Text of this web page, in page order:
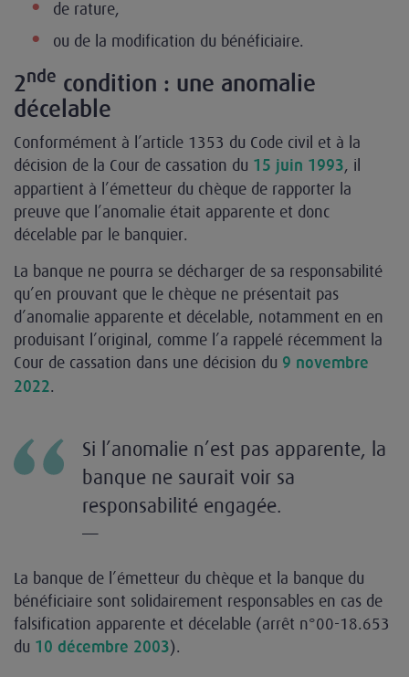
de rature,
ou de la modification du bénéficiaire.
2nde condition : une anomalie
décelable
Conformément à l’article 1353 du Code civil et à la
décision de la Cour de cassation du 15 juin 1993, il
appartient à l’émetteur du chèque de rapporter la
preuve que l’anomalie était apparente et donc
décelable par le banquier.
La banque ne pourra se décharger de sa responsabilité
qu’en prouvant que le chèque ne présentait pas
d’anomalie apparente et décelable, notamment en en
produisant l’original, comme l’a rappelé récemment la
Cour de cassation dans une décision du 9 novembre
2022.
Si l’anomalie n’est pas apparente, la
banque ne saurait voir sa
responsabilité engagée.
—
La banque de l’émetteur du chèque et la banque du
bénéficiaire sont solidairement responsables en cas de
falsification apparente et décelable (arrêt n°00-18.653
du 10 décembre 2003).